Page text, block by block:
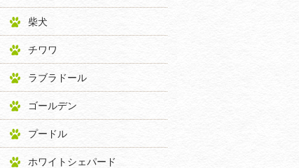
柴犬
チワワ
ラブラドール
ゴールデン
プードル
ホワイトシェパード